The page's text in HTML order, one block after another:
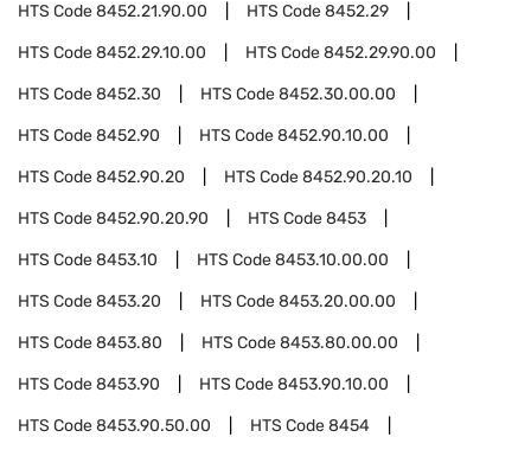
HTS Code8452.21.90.00 HTS Code8452.29
HTS Code8452.29.10.00 HTS Code8452.29.90.00
HTS Code8452.30 HTS Code8452.30.00.00
HTS Code8452.90 HTS Code8452.90.10.00
HTS Code8452.90.20 HTS Code8452.90.20.10
HTS Code8452.90.20.90 HTS Code8453
HTS Code8453.10 HTS Code8453.10.00.00
HTS Code8453.20 HTS Code8453.20.00.00
HTS Code8453.80 HTS Code8453.80.00.00
HTS Code8453.90 HTS Code8453.90.10.00
HTS Code8453.90.50.00 HTS Code8454